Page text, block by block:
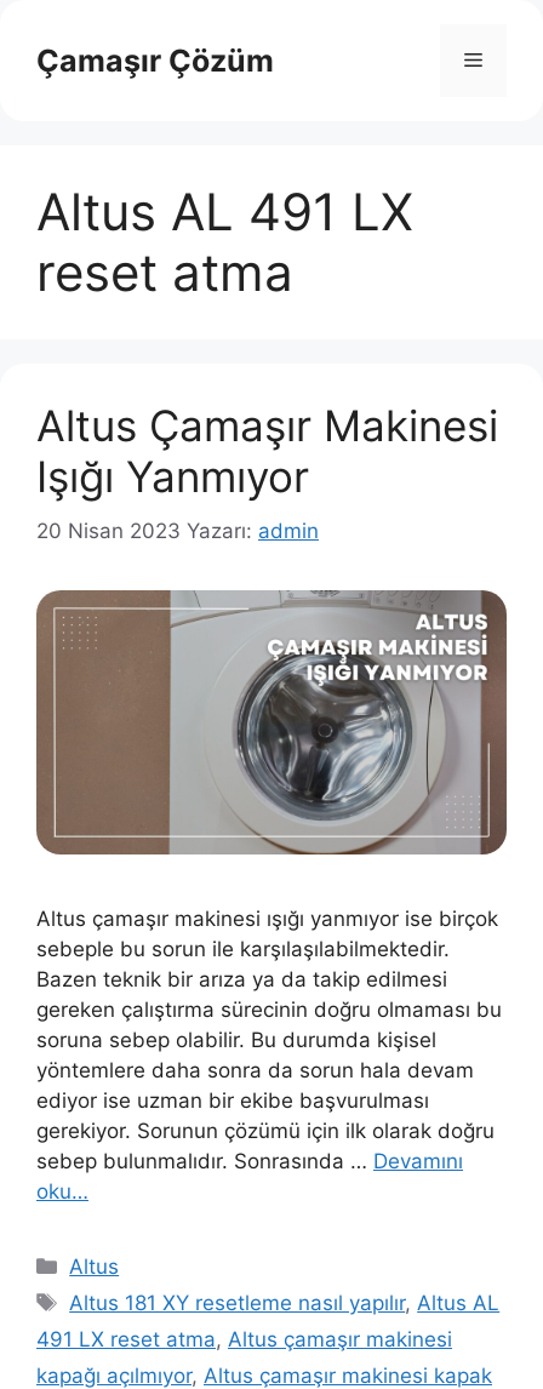
Çamaşır Çözüm Menü
Altus AL 491 LX
reset atma
Altus Çamaşır Makinesi
Işığı Yanmıyor
20 Nisan 2023 Yazarı: admin
Altus çamaşır makinesi ışığı yanmıyor ise birçok
sebeple bu sorun ile karşılaşılabilmektedir.
Bazen teknik bir arıza ya da takip edilmesi
gereken çalıştırma sürecinin doğru olmaması bu
soruna sebep olabilir. Bu durumda kişisel
yöntemlere daha sonra da sorun hala devam
ediyor ise uzman bir ekibe başvurulması
gerekiyor. Sorunun çözümü için ilk olarak doğru
sebep bulunmalıdır. Sonrasında … Devamını
oku…
Kategoriler
Altus
Etiketler
Altus 181 XY resetleme nasıl yapılır, Altus AL
491 LX reset atma, Altus çamaşır makinesi
kapağı açılmıyor, Altus çamaşır makinesi kapak